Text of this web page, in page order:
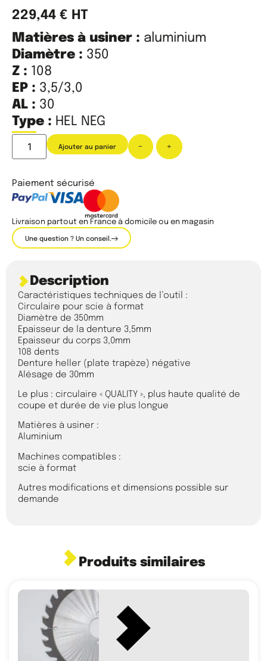
229,44 € HT
Matières à usiner : aluminium
Diamètre : 350
Z : 108
EP : 3,5/3,0
AL : 30
Type : HEL NEG
- +
Ajouter au panier
Paiement sécurisé
Livraison partout en France à domicile ou en magasin
Une question ? Un conseil.
Description
Caractéristiques techniques de l’outil :
Circulaire pour scie à format
Diamètre de 350mm
Epaisseur de la denture 3,5mm
Epaisseur du corps 3,0mm
108 dents
Denture heller (plate trapèze) négative
Alésage de 30mm
Le plus : circulaire « QUALITY », plus haute qualité de
coupe et durée de vie plus longue
Matières à usiner :
Aluminium
Machines compatibles :
scie à format
Autres modifications et dimensions possible sur
demande
Produits similaires